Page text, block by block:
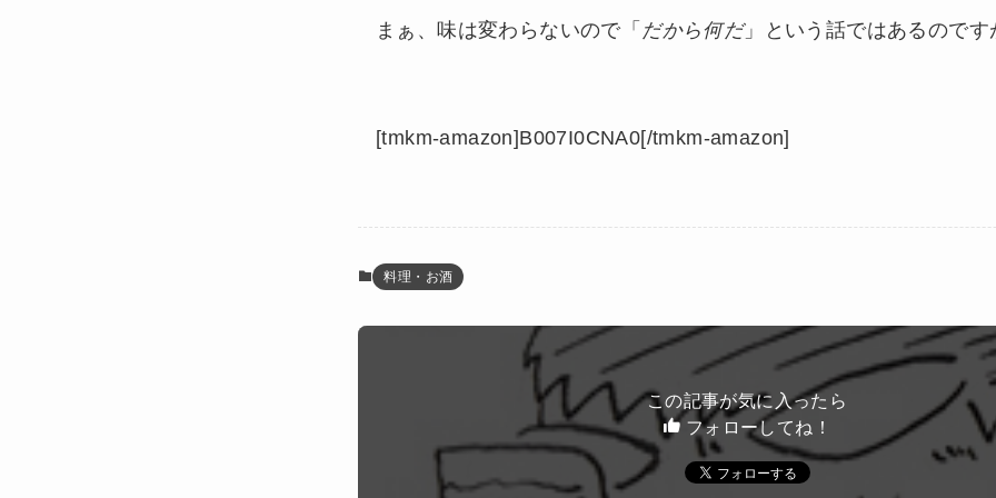
まぁ、味は変わらないので「 だから何だ」という話ではあるのです
[tmkm-amazon]B007I0CNA0[/tmkm-amazon]
料理・お酒
この記事が気に入ったら
フォローしてね！